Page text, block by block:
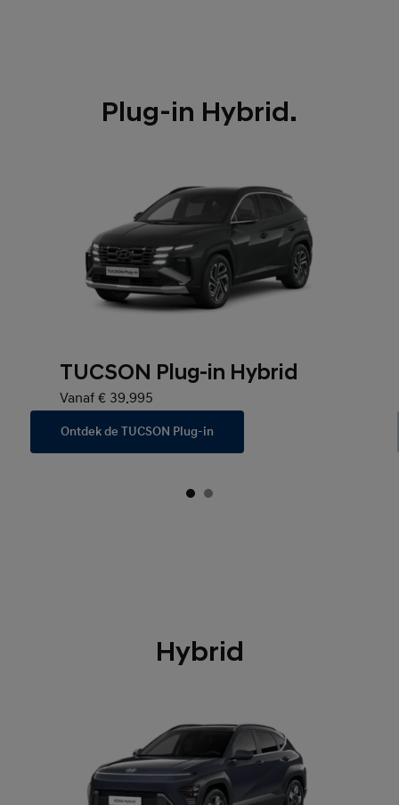
Plug-in Hybrid.
TUCSON Plug-in Hybrid
Vanaf € 39.995
Ontdek de TUCSON Plug-in
Hybrid